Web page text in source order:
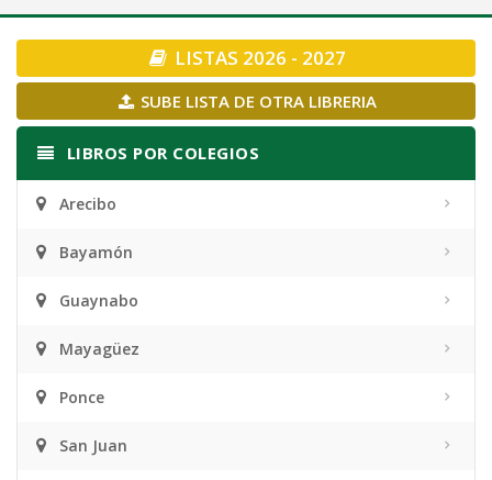
LISTAS 2026 - 2027
SUBE LISTA DE OTRA LIBRERIA
LIBROS POR COLEGIOS
Arecibo
Bayamón
Guaynabo
Mayagüez
Ponce
San Juan